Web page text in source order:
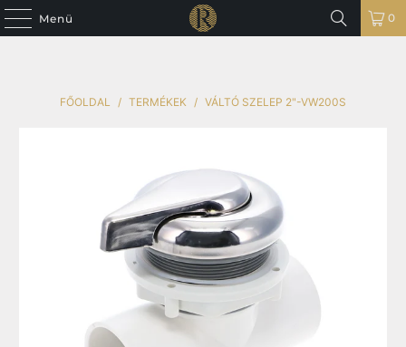
Menü 0
FŐOLDAL / TERMÉKEK / VÁLTÓ SZELEP 2"-VW200S